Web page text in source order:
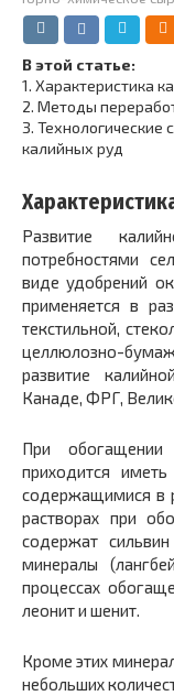
В этой статье:
1. Характеристика
2. Методы
3. Технологические
калийных руд
Развитие
потребностями
виде удобрений
применяется в
текстильной,
целлюлозно-
развитие
Канаде, ФРГ,
При обогащении
приходится
содержащимися в
растворах при
содержат
минералы
процессах
леонит и шенит.
Кроме этих
небольших